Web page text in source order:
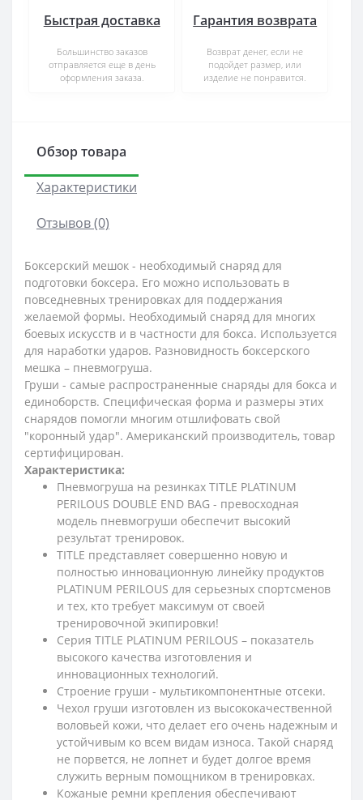
Быстрая доставка
Большинство заказов
отправляется еще в день
оформления заказа.
Гарантия возврата
Возврат денег, если не
подойдет размер, или
изделие не понравится.
Обзор товара
Характеристики
Отзывов (0)
Боксерский мешок - необходимый снаряд для
подготовки боксера. Его можно использовать в
повседневных тренировках для поддержания
желаемой формы. Необходимый снаряд для многих
боевых искусств и в частности для бокса. Используется
для наработки ударов. Разновидность боксерского
мешка – пневмогруша.
Груши - самые распространенные снаряды для бокса и
единоборств. Специфическая форма и размеры этих
снарядов помогли многим отшлифовать свой
"коронный удар". Американский производитель, товар
сертифицирован.
Характеристика:
Пневмогруша на резинках TITLE PLATINUM
PERILOUS DOUBLE END BAG - превосходная
модель пневмогруши обеспечит высокий
результат тренировок.
TITLE представляет совершенно новую и
полностью инновационную линейку продуктов
PLATINUM PERILOUS для серьезных спортсменов
и тех, кто требует максимум от своей
тренировочной экипировки!
Серия TITLE PLATINUM PERILOUS – показатель
высокого качества изготовления и
инновационных технологий.
Строение груши - мультикомпонентные отсеки.
Чехол груши изготовлен из высококачественной
воловьей кожи, что делает его очень надежным и
устойчивым ко всем видам износа. Такой снаряд
не порвется, не лопнет и будет долгое время
служить верным помощником в тренировках.
Кожаные ремни крепления обеспечивают